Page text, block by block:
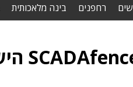
רחפנים בינה מלאכותית